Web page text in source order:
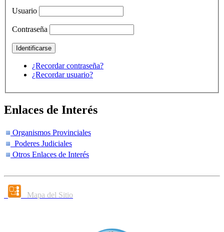
Usuario
Contraseña
¿Recordar contraseña?
¿Recordar usuario?
Enlaces de Interés
Organismos Provinciales
Poderes Judiciales
Otros Enlaces de Interés
Mapa del Sitio